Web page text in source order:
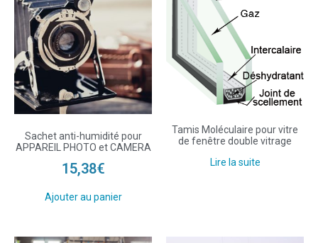
Sachet anti-humidité pour
APPAREIL PHOTO et CAMERA
15,38€
Ajouter au panier
Tamis Moléculaire pour vitre
de fenêtre double vitrage
Lire la suite